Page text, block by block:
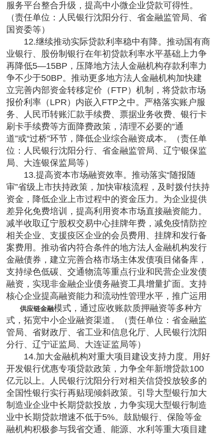
服务平台整合升级，提高中小微企业贷款可得性。
（责任单位：人民银行沈阳分行、省金融监管局、省
国资委等）
12.继续推动实际贷款利率稳中有降。推动国有商
业银行、股份制银行在年初贷款利率水平基础上力争
再降低5—15BP，压降地方法人金融机构存款利率力
争不少于50BP。推动更多地方法人金融机构加快建
立完善内部资金转移定价（FTP）机制，将贷款市场
报价利率（LPR）内嵌入FTP之中。严格落实账户服
务、人民币转账汇款手续费、票据业务收费、银行卡
刷卡手续费等方面降费政策，清理不必要的“通
道”或“过桥”环节，降低企业综合融资成本。（责任单
位：人民银行沈阳分行、省金融监管局、辽宁银保监
局、大连银保监局等）
13.提高资本市场融资效率。推动落实“随报随
审”省级上市扶持政策，加快审核流程，及时拨付扶持
资金，降低企业上市过程中的资金压力。为企业提供
差异化免费培训，提高利用资本市场直接融资能力。
减半收取辽宁股权交易中心挂牌年费，减免疫情防控
相关企业、支援疫区企业的会员费用、挂牌和发行备
案费用。推动省内符合条件的地方法人金融机构发行
金融债券，建立完善合格市场主体发债项目储备库，
支持绿色低碳、交通物流等重点行业和民营企业发债
融资，实现非金融企业债务融资工具增量扩面。支持
核心企业提高融资能力和流动性管理水平，推广运用
供应链金融模式，通过应收账款质押融资等多种方
式，拓宽中小企业融资渠道。（责任单位：省金融监
管局、省财政厅、省工业和信息化厅、人民银行沈阳
分行、辽宁证监局、大连证监局等）
14.加大金融机构对重大项目建设支持力度。用好
开发银行优惠专项贷款政策，力争全年新增贷款100
亿元以上。人民银行沈阳分行对相关信贷投放较多的
全国性银行实行再贴现倾斜政策。引导大型银行加大
制造业企业中长期贷款投放，力争实现大型银行制造
业中长期贷款增速不低于5%。鼓励银行、保险等金
融机构积极参与我省交通、能源、水利等重大项目建